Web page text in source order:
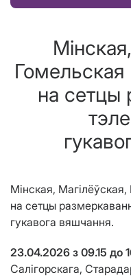
на сетцы
Мінская,
на сетцы
гукавога вяшчання.
23.04.2026 з 09.15 до 1
Салігорскага,